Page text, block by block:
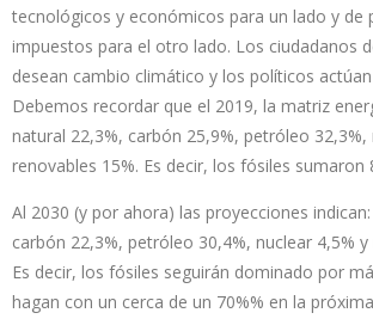
tecnológicos y económicos para un lado y de
impuestos para el otro lado. Los ciudadanos
desean cambio climático y los políticos
Debemos recordar que el 2019, la matriz
natural 22,3%, carbón 25,9%, petróleo 32,3%,
renovables 15%. Es decir, los fósiles sumaron
Al 2030 (y por ahora) las proyecciones
carbón 22,3%, petróleo 30,4%, nuclear 4,5%
Es decir, los fósiles seguirán dominado por
hagan con un cerca de un 70%% en la